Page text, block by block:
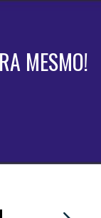
MESMO!